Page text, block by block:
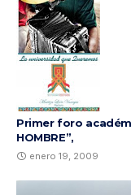
Primer foro
HOMBRE”,
enero 19, 2009